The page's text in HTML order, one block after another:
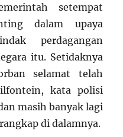
setempat
dalam upaya
perdagangan
itu. Setidaknya
selamat telah
kata polisi
masih banyak lagi
di dalamnya.